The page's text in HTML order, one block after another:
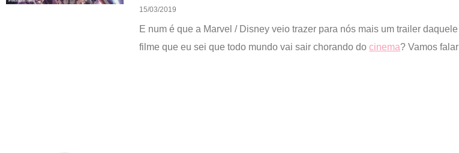
15/03/2019
E num é que a Marvel / Disney veio trazer para nós mais um trailer daquele
filme que eu sei que todo mundo vai sair chorando docinema? Vamos falar